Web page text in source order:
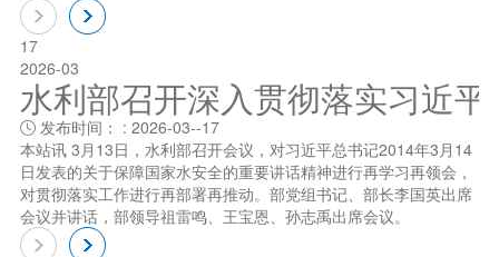
17
2026-03
水利部召开深入贯彻落实习近
发布时间： : 2026-03--17
本站讯 3月13日，水利部召开会议，对习近平总书记2014年3月14
日发表的关于保障国家水安全的重要讲话精神进行再学习再领会，
对贯彻落实工作进行再部署再推动。部党组书记、部长李国英出席
会议并讲话，部领导祖雷鸣、王宝恩、孙志禹出席会议。